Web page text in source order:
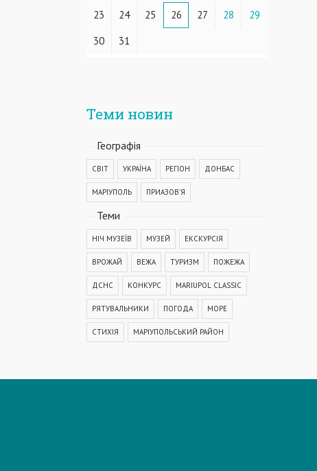
23
24 25 26 27 28
29
30
31
Теми новин
Географiя
СВІТ УКРАЇНА РЕГІОН ДОНБАС
МАРІУПОЛЬ ПРИАЗОВ'Я
Теми
НІЧ МУЗЕЇВ МУЗЕЙ ЕКСКУРСІЯ
ВРОЖАЙ ВЕЖА ТУРИЗМ ПОЖЕЖА
ДСНС КОНКУРС MARIUPOL CLASSIC
РЯТУВАЛЬНИКИ ПОГОДА МОРЕ
СТИХІЯ МАРІУПОЛЬСЬКИЙ РАЙОН
ПОЛІЦІЯ ПОДІЯ АВАРІЯ МЕДИЦИНА